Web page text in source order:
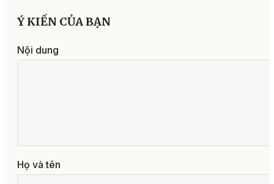
Ý KIẾN CỦA BẠN
Nội dung
Họ và tên